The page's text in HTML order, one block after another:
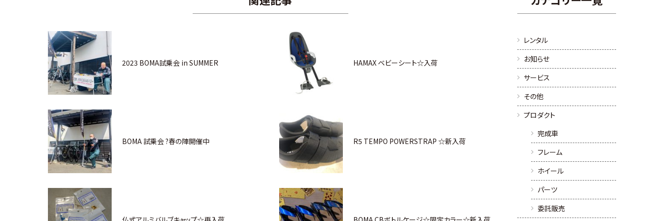
2023 BOMA試乗会 in SUMMER HAMAX ベビーシート☆入荷
BOMA 試乗会 ?春の陣開催中 R5 TEMPO POWERSTRAP ☆新入荷
レンタル
お知らせ
サービス
その他
プロダクト
完成車
フレーム
ホイール
パーツ
委託販売